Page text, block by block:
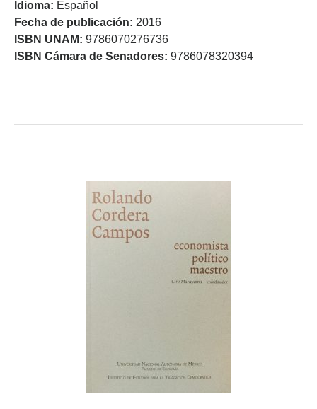
Idioma: Español
Fecha de publicación: 2016
ISBN UNAM: 9786070276736
ISBN Cámara de Senadores: 9786078320394